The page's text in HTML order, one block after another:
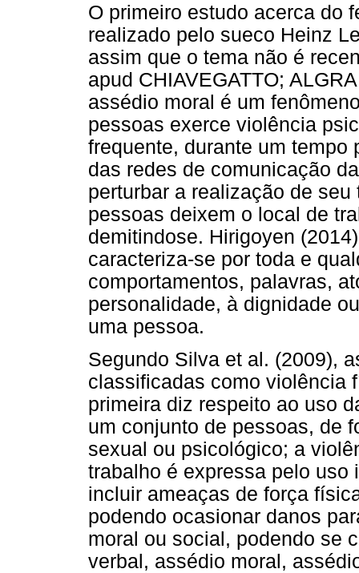
O primeiro estudo acerca do
realizado pelo sueco Heinz
assim que o tema não é
apud CHIAVEGATTO;
assédio moral é um
pessoas exerce violência
frequente, durante um tempo
das redes de comunicação
perturbar a realização de
pessoas deixem o local de
demitindose. Hirigoyen
caracteriza-se por toda e
comportamentos, palavras,
personalidade, à dignidade
uma pessoa.
Segundo Silva et al. (2009),
classificadas como violência
primeira diz respeito ao uso
um conjunto de pessoas, de
sexual ou psicológico; a
trabalho é expressa pelo uso
incluir ameaças de força
podendo ocasionar danos
moral ou social, podendo se
verbal, assédio moral,